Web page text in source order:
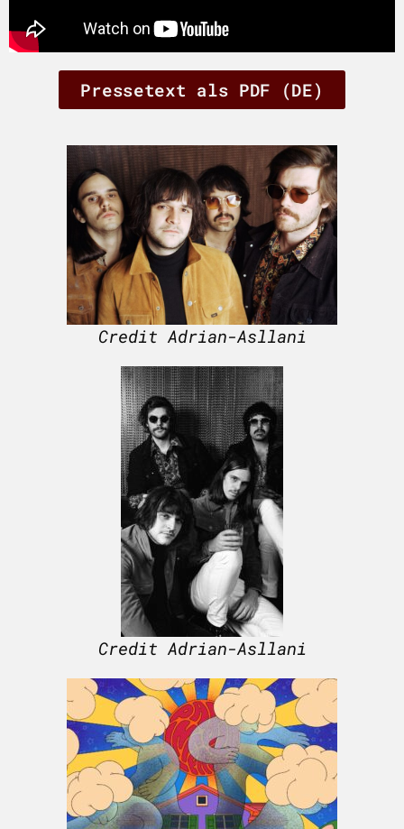
Pressetext als PDF (DE)
Credit Adrian-Asllani
Credit Adrian-Asllani